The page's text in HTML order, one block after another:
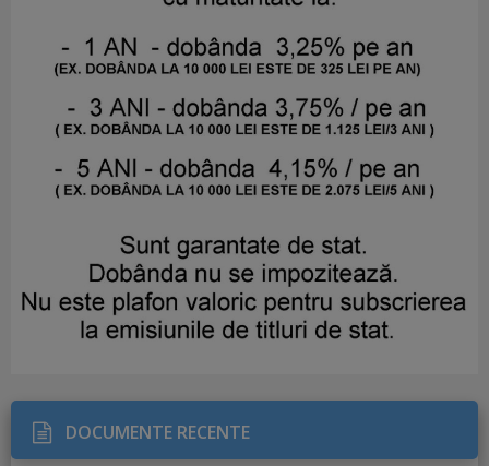
DOCUMENTE RECENTE